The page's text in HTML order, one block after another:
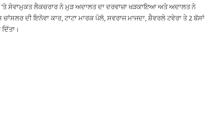
ਸੇਵਾਮੁਕਤ ਲੈਕਚਰਾਰ ਨੇ ਮੁੜ ਅਦਾਲਤ ਦਾ ਦਰਵਾਜ਼ਾ ਖੜਕਾਇਆ ਅਤੇ ਅਦਾਲਤ ਨੇ
ਚਾਂਸਲਰ ਦੀ ਇਨੋਵਾ ਕਾਰ, ਟਾਟਾ ਮਾਰਕ ਪੋਲੋ, ਸਵਰਾਜ ਮਾਜਦਾ, ਸ਼ੈਵਰਲੇ ਟਵੇਰਾ ਤੇ 2 ਬੱਸਾਂ